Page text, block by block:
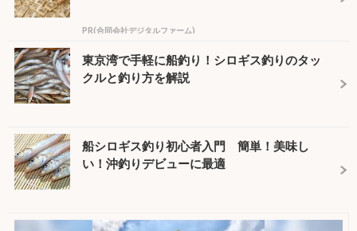
PR(合同会社デジタルファーム)
東京湾で手軽に船釣り！シロギス釣りのタッ
クルと釣り方を解説
船シロギス釣り初心者入門 簡単！美味し
い！沖釣りデビューに最適